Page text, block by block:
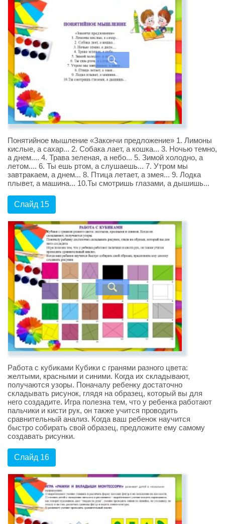
Понятийное мышление «Закончи предложение» 1. Лимоны
кислые, а сахар... 2. Собака лает, а кошка... 3. Ночью темно,
а днем.... 4. Трава зеленая, а небо... 5. Зимой холодно, а
летом.... 6. Ты ешь ртом, а слушаешь... 7. Утром мы
завтракаем, а днем... 8. Птица летает, а змея... 9. Лодка
плывет, а машина... 10.Ты смотришь глазами, а дышишь...
Слайд 15
Работа с кубиками Кубики с гранями разного цвета:
желтыми, красными и синими. Когда их складывают,
получаются узоры. Поначалу ребенку достаточно
складывать рисунок, глядя на образец, который вы для
него создадите. Игра полезна тем, что у ребенка работают
пальчики и кисти рук, он также учится проводить
сравнительный анализ. Когда ваш ребенок научится
быстро собирать свой образец, предложите ему самому
создавать рисунки.
Слайд 16